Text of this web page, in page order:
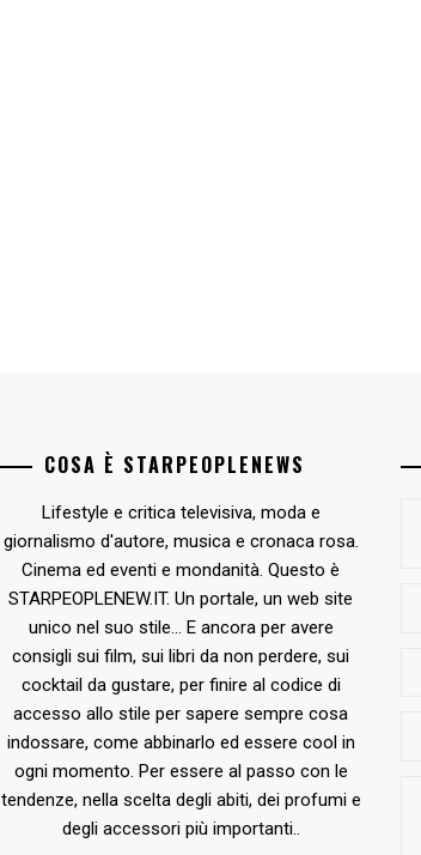
COSA È STARPEOPLENEWS
Lifestyle e critica televisiva, moda e
giornalismo d'autore, musica e cronaca rosa.
Cinema ed eventi e mondanità. Questo è
STARPEOPLENEW.IT. Un portale, un web site
unico nel suo stile... E ancora per avere
consigli sui film, sui libri da non perdere, sui
cocktail da gustare, per finire al codice di
accesso allo stile per sapere sempre cosa
indossare, come abbinarlo ed essere cool in
ogni momento. Per essere al passo con le
tendenze, nella scelta degli abiti, dei profumi e
degli accessori più importanti..